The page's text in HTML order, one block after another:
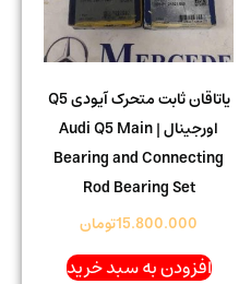
یاتاقان ثابت متحرک آیودی Q5
اورجینال | Audi Q5 Main
Bearing and Connecting
Rod Bearing Set
15.800.000تومان
افزودن به سبد خرید